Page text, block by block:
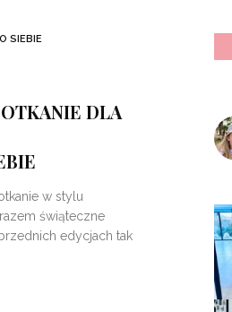
SIEBIE
DLA
w stylu
świąteczne
edycjach tak